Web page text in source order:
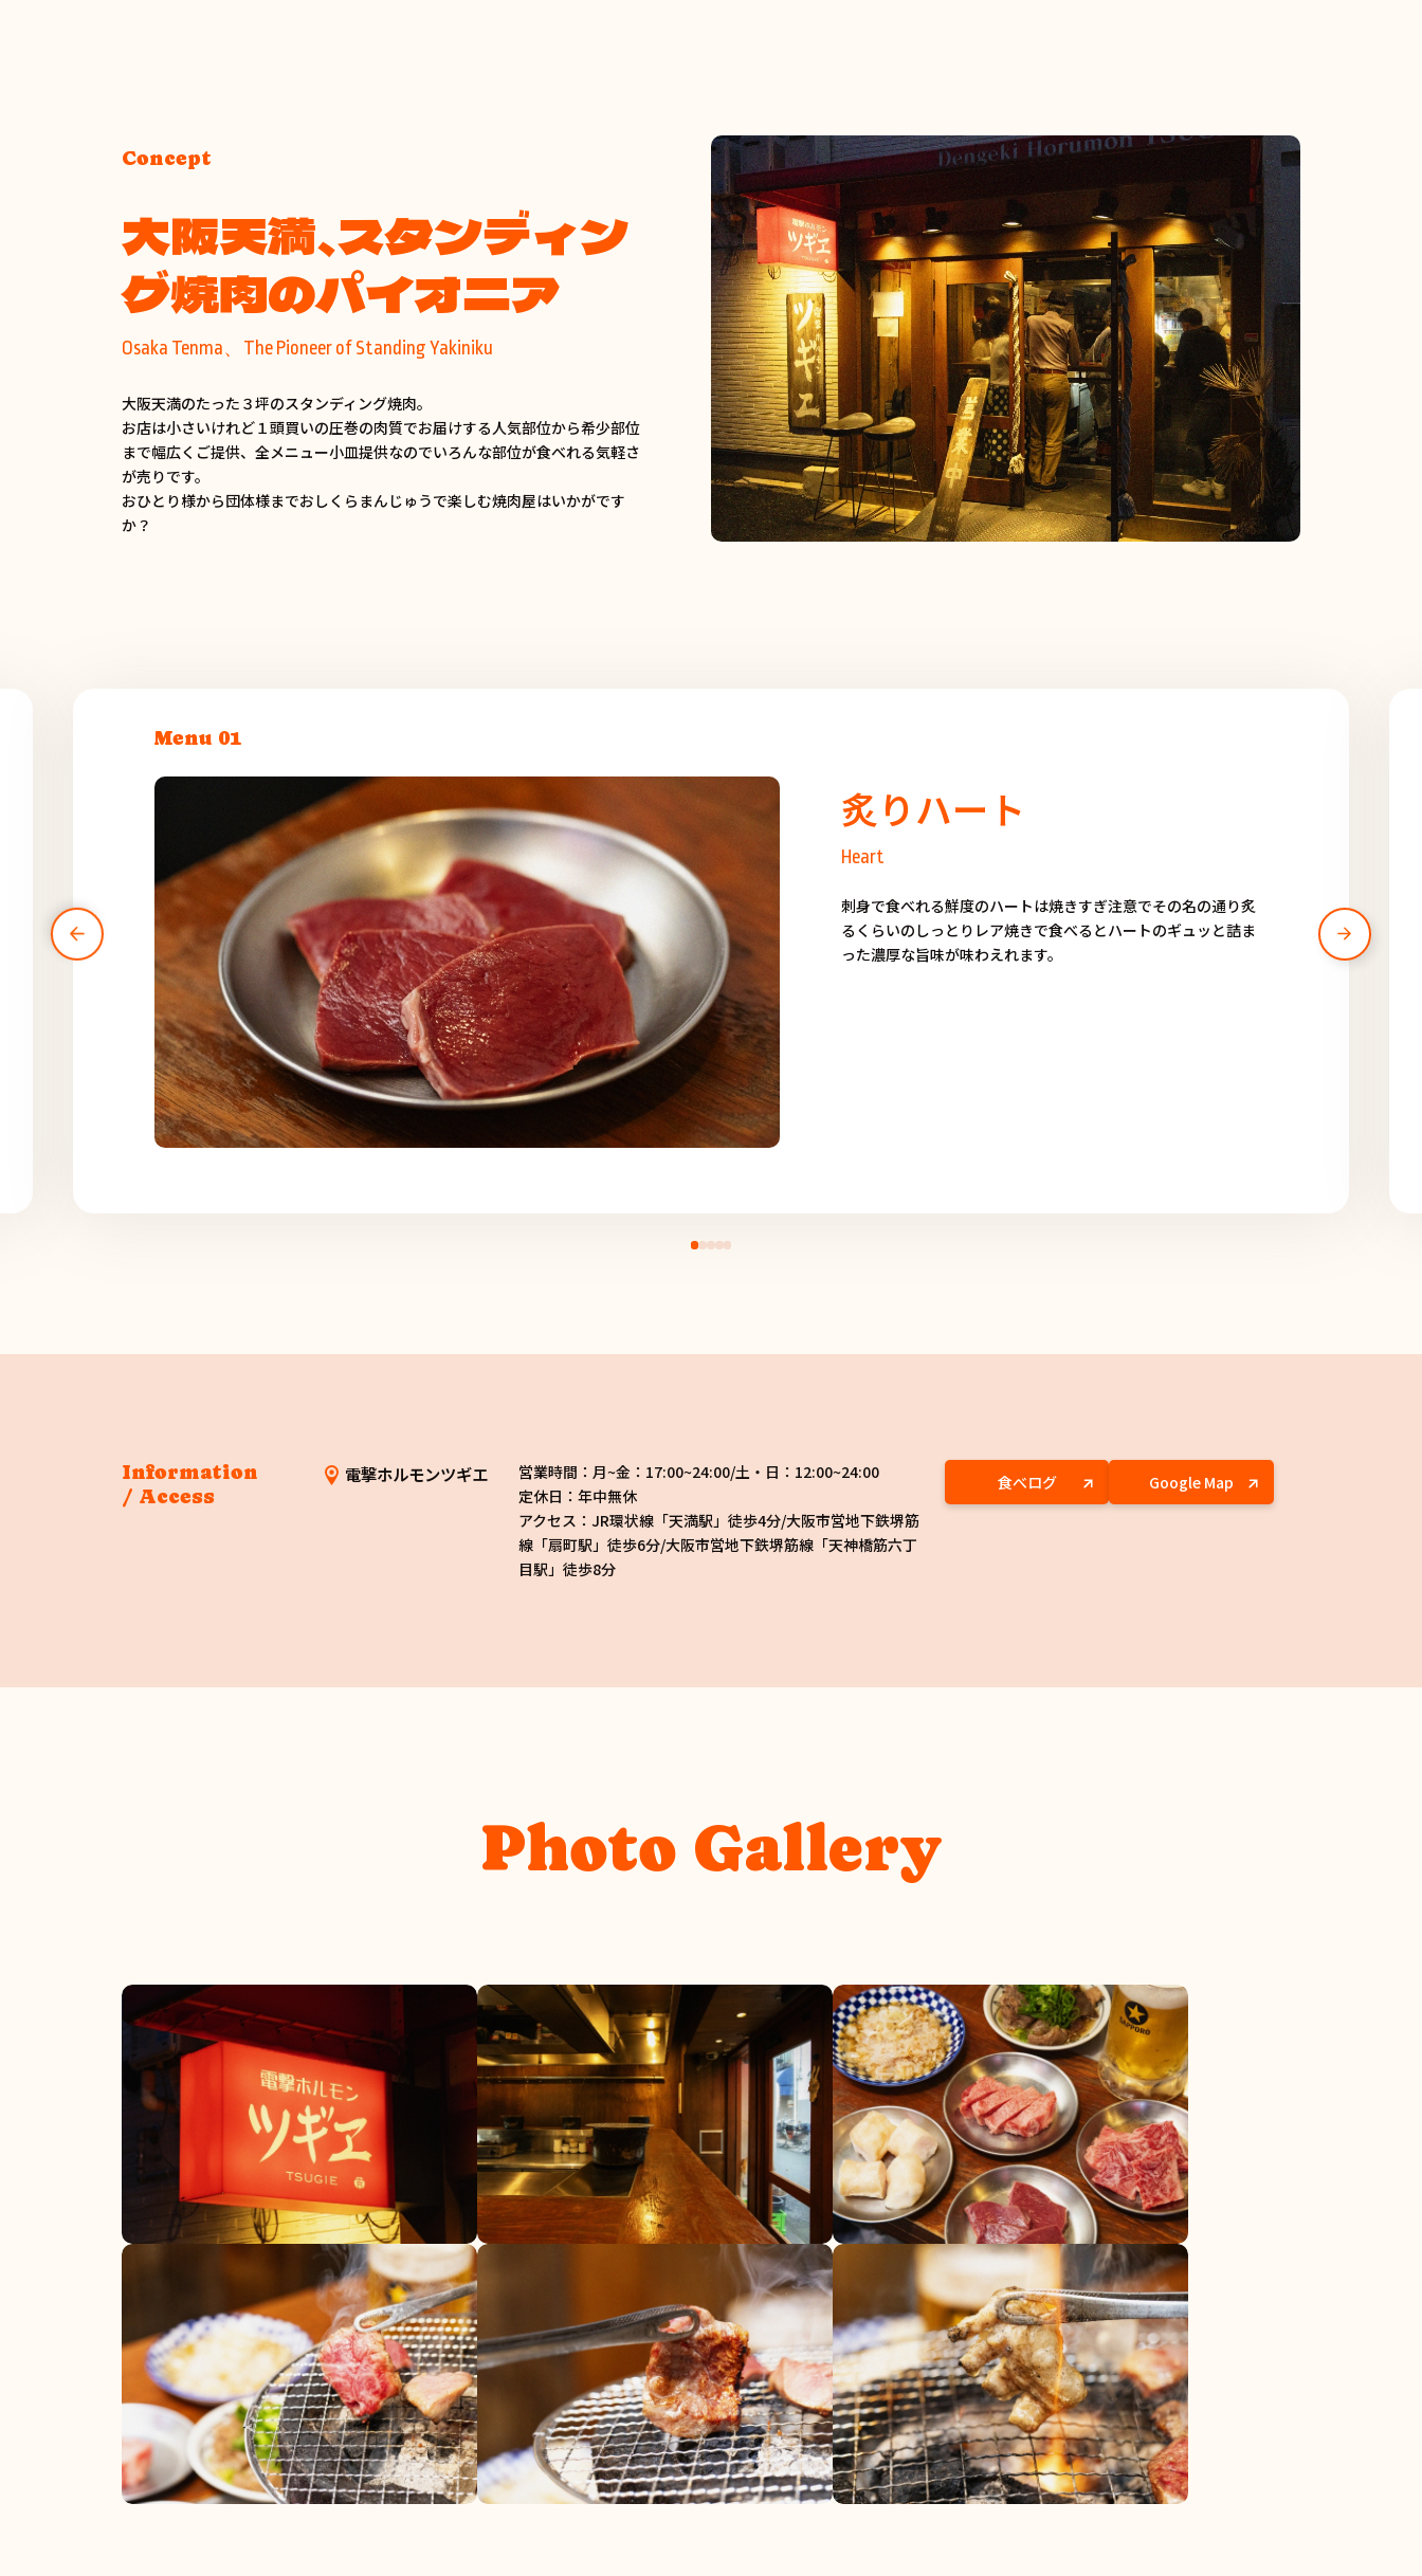
Concept
大阪天満、スタンディン
グ焼肉のパイオニア
Osaka Tenma、The Pioneer of Standing Yakiniku
大阪天満のたった３坪のスタンディング焼肉。
お店は小さいけれど１頭買いの圧巻の肉質でお届けする人気部位から希少部位
まで幅広くご提供、全メニュー小皿提供なのでいろんな部位が食べれる気軽さ
が売りです。
おひとり様から団体様までおしくらまんじゅうで楽しむ焼肉屋はいかがです
か？
Menu 01
炙りハート
Heart
刺身で食べれる鮮度のハートは焼きすぎ注意でその名の通り炙
るくらいのしっとりレア焼きで食べるとハートのギュッと詰ま
った濃厚な旨味が味わえれます。
Information
/ Access
電撃ホルモンツギエ
営業時間：月~金：17:00~24:00/土・日：12:00~24:00
定休日：年中無休
アクセス：JR環状線「天満駅」徒歩4分/大阪市営地下鉄堺筋
線「扇町駅」徒歩6分/大阪市営地下鉄堺筋線「天神橋筋六丁
目駅」徒歩8分
食べログ Google Map
Photo Gallery